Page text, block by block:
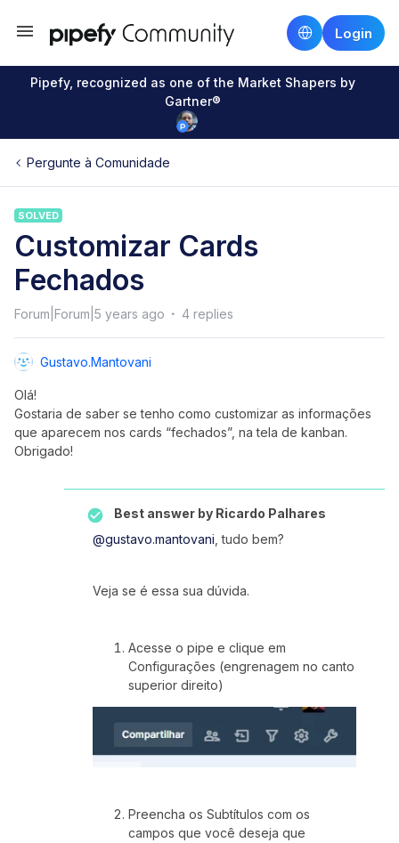
Login
Pipefy, recognized as one of the Market Shapers by
Gartner®
Pergunte à Comunidade
SOLVED
Customizar Cards
Fechados
Forum|Forum|5 years ago 4 replies
Gustavo.mantovani
Olá!
Gostaria de saber se tenho como customizar as informações
que aparecem nos cards “fechados”, na tela de kanban.
Obrigado!
Best answer by Ricardo Palhares
@gustavo.mantovani , tudo bem?
Veja se é essa sua dúvida.
Acesse o pipe e clique em
Configurações (engrenagem no canto
superior direito)
Preencha os Subtítulos com os
campos que você deseja que